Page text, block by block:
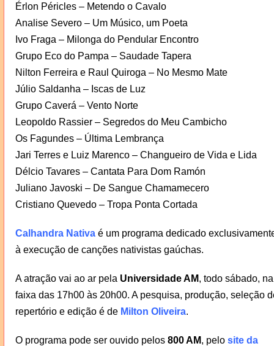
Érlon Péricles – Metendo o Cavalo
Analise Severo – Um Músico, um Poeta
Ivo Fraga – Milonga do Pendular Encontro
Grupo Eco do Pampa – Saudade Tapera
Nilton Ferreira e Raul Quiroga – No Mesmo Mate
Júlio Saldanha – Iscas de Luz
Grupo Caverá – Vento Norte
Leopoldo Rassier – Segredos do Meu Cambicho
Os Fagundes – Última Lembrança
Jari Terres e Luiz Marenco – Changueiro de Vida e Lida
Délcio Tavares – Cantata Para Dom Ramón
Juliano Javoski – De Sangue Chamamecero
Cristiano Quevedo – Tropa Ponta Cortada
Calhandra Nativaé um programa dedicado
à execução de canções nativistas gaúchas.
A atração vai ao ar pela Universidade AM, todo sábado, na
faixa das 17h00 às 20h00. A pesquisa, produção, seleção
repertório e edição é de Milton Oliveira.
O programa pode ser ouvido pelos 800 AM, pelo site da